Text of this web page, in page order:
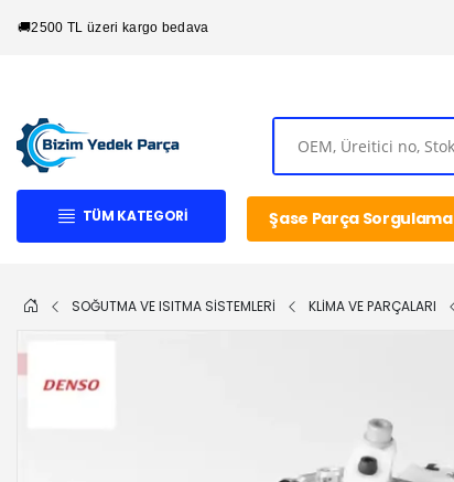
🚚2500 TL üzeri kargo bedava
TÜM KATEGORI Şase Parça Sorgulama
SOĞUTMA VE ISITMA SİSTEMLERİ KLİMA VE PARÇALARI